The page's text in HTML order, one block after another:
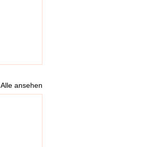
Alle ansehen